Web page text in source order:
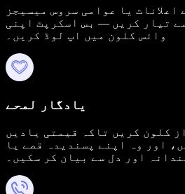
اعلانات یا عوامی سروس میسیجز
تیار کریں — بس اسکرپٹ اپنی
وائس کلون میں اپ لوڈ کریں۔
یادگار لمحے
کلون کریں تاکہ قیمتی یادیں
اور وہ اپنے پسندیدہ قصے یا
اور دل سے بیان کر سکیں۔